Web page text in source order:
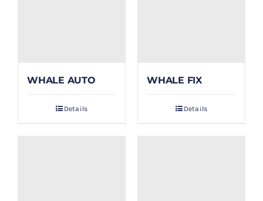
WHALE AUTO
Details
WHALE FIX
Details